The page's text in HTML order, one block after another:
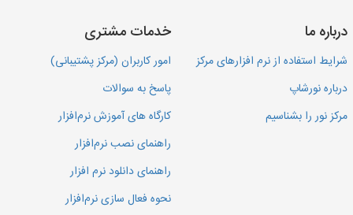
درباره ما
شرایط استفاده از نرم افزارهای مرکز
درباره نورشاپ
مرکز نور را بشناسیم
خدمات مشتری
امور کاربران (مرکز پشتیبانی)
پاسخ به سوالات
کارگاه های آموزش نرم‌افزار
راهنمای نصب نرم‌افزار
راهنمای دانلود نرم افزار
نحوه فعال سازی نرم‌افزار